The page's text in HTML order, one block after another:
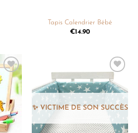
Tapis Calendrier Bébé
€14.90
à la
liste de
Ajouter
à la
liste de